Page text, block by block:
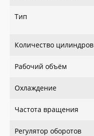
Тип
Количество цилиндров
Рабочий объём
Охлаждение
Частота вращения
Регулятор оборотов